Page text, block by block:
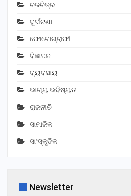
ଚଳଚିତ୍ର
ଦୁର୍ଘଟଣା
ଫୋଟୋଗ୍ରାଫୀ
ବିଜ୍ଞାପନ
ବ୍ୟବସାୟ
ଭାଗ୍ୟ ଭବିଷ୍ୟତ
ରାଜନୀତି
ସାମାଜିକ
ସାଂସ୍କୃତିକ
Newsletter